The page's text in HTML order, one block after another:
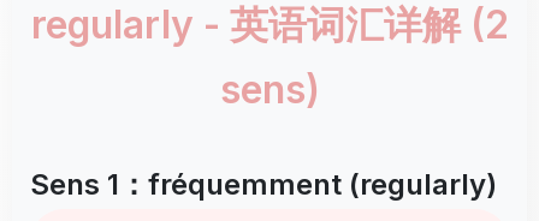
regularly - 英语词汇详解 (2
sens)
Sens 1：fréquemment (regularly)